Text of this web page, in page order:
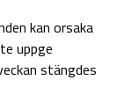
kan orsaka
uppge
stängdes